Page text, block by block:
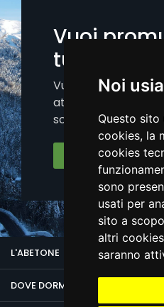
Noi
Questo sito
cookies, la
cookies
sono
usati per
sito a
altri
saranno
Vuoi
tua attività?
Vuoi aumentare la
attività sui nostri
social)?.
Iscriviti Ora
L'ABETONE
DOVE DORMIRE